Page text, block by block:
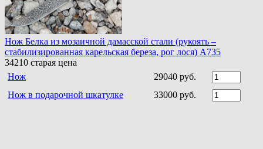
Нож Белка из мозаичной дамасской стали (рукоять –
стабилизированная карельская береза, рог лося) A735
34210 старая цена
Нож
29040 руб.
Нож в подарочной шкатулке
33000 руб.